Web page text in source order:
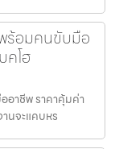
ร้อมคนขับมือ
คโฮ
อาชีพ ราคาคุ้มค่า
นจะแคบหร